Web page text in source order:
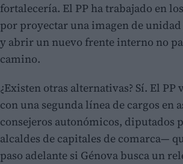
fortalecería. El PP ha trabajado en
por proyectar una imagen de
y abrir un nuevo frente interno no
camino.
¿Existen otras alternativas? Sí. El PP
con una segunda línea de cargos en
consejeros autonómicos, diputados
alcaldes de capitales de comarca—
paso adelante si Génova busca un